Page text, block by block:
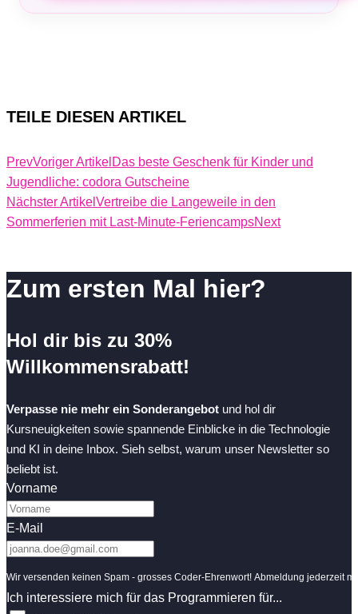
TEILE DIESEN ARTIKEL
PrevVoriger Artikel Das beste Geschenk für Kinder und
Jugendliche: codora Gutscheine
Nächster Artikel Vertreibe die Langeweile in den
Sommerferien mit Last-Minute-FeriencampsNext
Zum ersten Mal hier?
Hol dir bis zu 30%
Willkommensrabatt!
Verpasse nie mehr ein Sonderangebot und hol dir
Kursneuigkeiten sowie spannende Einblicke in die Technologie
und KI in deine Inbox. Sieh selbst, warum unser Newsletter so
beliebt ist.
Vorname
E-Mail
Wir versenden keinen Spam - grosses Coder-Ehrenwort! Abmeldung jederzeit
Ich interessiere mich für das Programmieren für...